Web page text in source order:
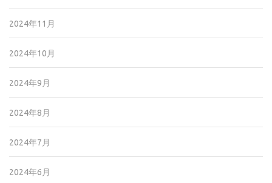
2024年11月
2024年10月
2024年9月
2024年8月
2024年7月
2024年6月